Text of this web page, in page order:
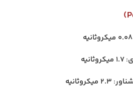
۰.۰۸ میکروثانیه
:۱.۷ میکروثانیه
: ۲.۳ میکروثانیه